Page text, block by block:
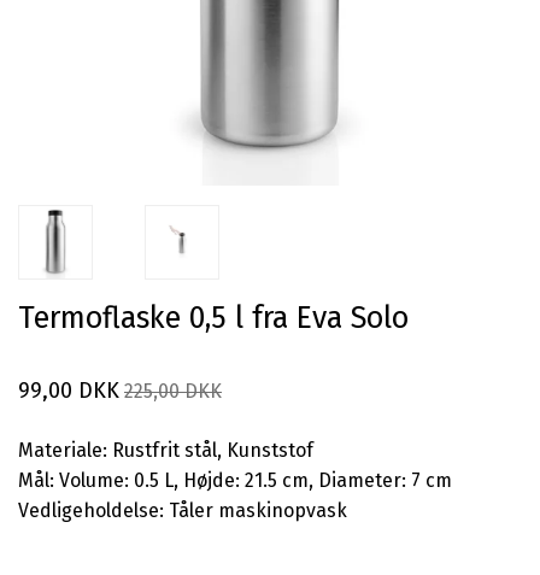
Termoflaske 0,5 l fra Eva Solo
99,00 DKK 225,00 DKK
Materiale: Rustfrit stål, Kunststof
Mål: Volume: 0.5 L, Højde: 21.5 cm, Diameter: 7 cm
Vedligeholdelse: Tåler maskinopvask